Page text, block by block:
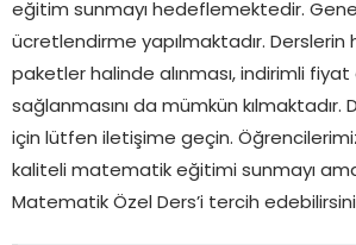
eğitim sunmayı hedeflemektedir.
ücretlendirme yapılmaktadır. Derslerin
paketler halinde alınması, indirimli fiyat
sağlanmasını da mümkün kılmaktadır.
için lütfen iletişime geçin.
kaliteli matematik eğitimi sunmayı
Matematik Özel Ders’i tercih